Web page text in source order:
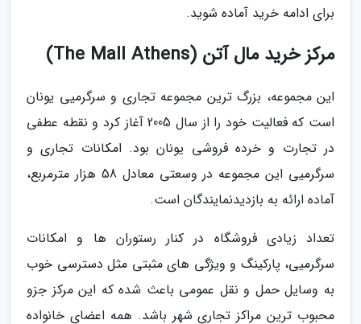
برای ادامه خرید آماده شوید.
مرکز خرید مال آتن (The Mall Athens)
این مجموعه، بزرگ ترین مجموعه تجاری و سرگرمیی یونان
است که فعالیت خود را از سال 2005 آغاز کرد و نقطه عطفی
در تجارت و خرده فروشی یونان بود. امکانات تجاری و
سرگرمیی این مجموعه در وسعتی معادل 58 هزار مترمربع،
آماده ارائه به بازدیدنمایندگان است.
تعداد زیادی فروشگاه در کنار رستوران ها و امکانات
سرگرمیی، پارکینگ و ویژگی های مثبتی مثل دسترسی خوب
به وسایل حمل و نقل عمومی باعث شده که این مرکز جزو
محبوب ترین مراکز تجاری شهر باشد. همه اعضای خانواده